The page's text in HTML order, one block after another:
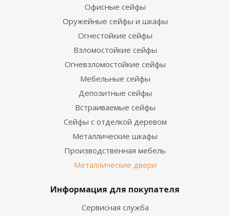
Офисные сейфы
Оружейные сейфы и шкафы
Огнестойкие сейфы
Взломостойкие сейфы
Огневзломостойкие сейфы
Мебельные сейфы
Депозитные сейфы
Встраиваемые сейфы
Сейфы с отделкой деревом
Металлические шкафы
Производственная мебель
Металлические двери
Информация для покупателя
Сервисная служба